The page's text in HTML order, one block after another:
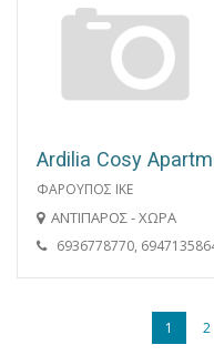
Ardilia Cosy
ΦΑΡΟΥΠΟΣ ΙΚΕ
ΑΝΤΙΠΑΡΟΣ - ΧΩΡΑ
6936778770,
1 2